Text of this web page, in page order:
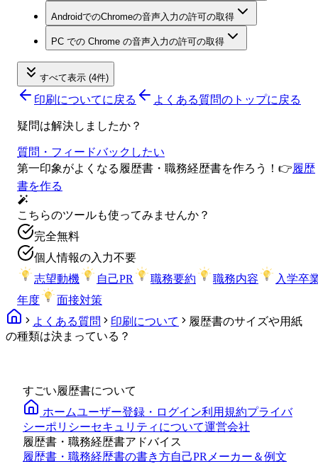
AndroidでのChromeの音声入力の許可の取得
PC での Chrome の音声入力の許可の取得
すべて表示 (4件)
印刷についてに戻る よくある質問のトップに戻る
疑問は解決しましたか？
質問・フィードバックしたい
第一印象がよくなる履歴書・職務経歴書を作ろう！ 👉履歴
書を作る
こちらのツールも使ってみませんか？
完全無料
個人情報の入力不要
志望動機
自己PR 職務要約 職務内容
入学卒
年度
面接対策
よくある質問
印刷について
履歴書のサイズや用紙
の種類は決まっている？
すごい履歴書について
ホームユーザー登録・ログイン利用規約プライバ
シーポリシーセキュリティについて運営会社
履歴書・職務経歴書アドバイス
履歴書・職務経歴書の書き方自己PRメーカー＆例文